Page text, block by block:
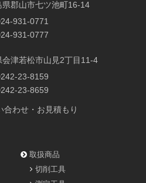
郡山市七ツ池町16-14
931-0771
931-0777
津若松市山見2丁目11-4
23-8159
23-8659
合わせ・お見積もり
取扱商品
切削工具